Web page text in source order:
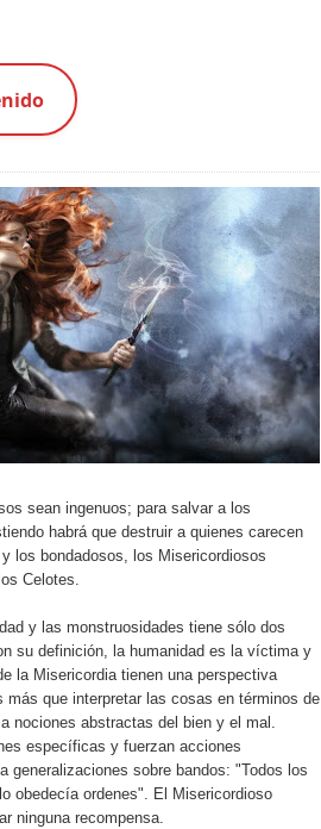
sean ingenuos; para salvar a los
habrá que destruir a quienes carecen
los bondadosos, los Misericordiosos
Celotes.
y las monstruosidades tiene sólo dos
su definición, la humanidad es la víctima y
la Misericordia tienen una perspectiva
que interpretar las cosas en términos de
nociones abstractas del bien y el mal.
específicas y fuerzan acciones
generalizaciones sobre bandos: "Todos los
obedecía ordenes". El Misericordioso
ninguna recompensa.